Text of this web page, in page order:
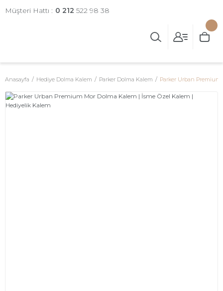
Müşteri Hattı : 0 212 522 98 38
Anasayfa Hediye Dolma Kalem Parker Dolma Kalem Parker Urban Premium